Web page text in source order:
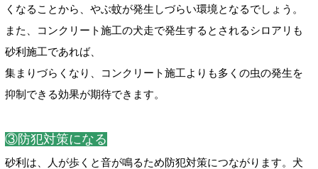
くなることから、やぶ蚊が発生しづらい環境となるでしょう。
また、コンクリート施工の犬走で発生するとされるシロアリも
砂利施工であれば、
集まりづらくなり、コンクリート施工よりも多くの虫の発生を
抑制できる効果が期待できます。
③防犯対策になる
砂利は、人が歩くと音が鳴るため防犯対策につながります。犬